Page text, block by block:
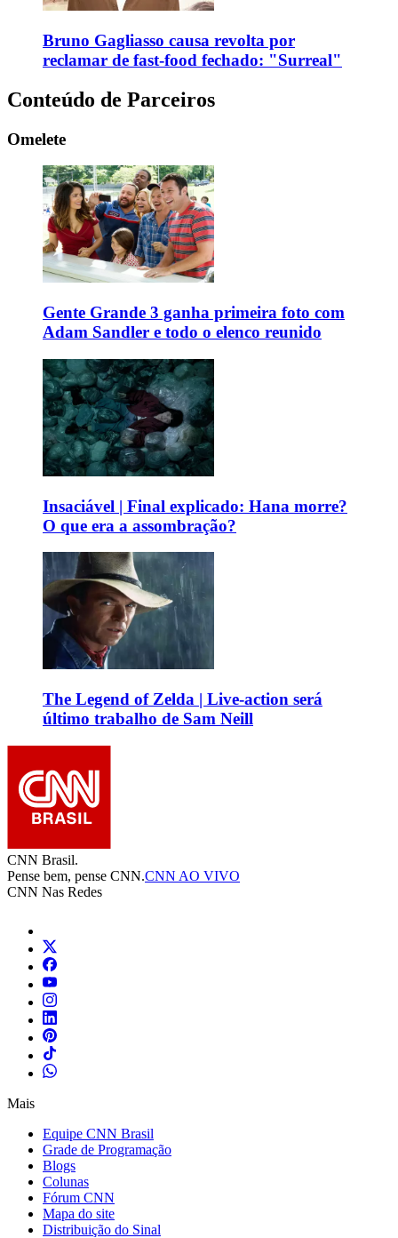
Bruno Gagliasso causa revolta por
reclamar de fast-food fechado: "Surreal"
Conteúdo de Parceiros
Omelete
Gente Grande 3 ganha primeira foto com
Adam Sandler e todo o elenco reunido
Insaciável | Final explicado: Hana morre?
O que era a assombração?
The Legend of Zelda | Live-action será
último trabalho de Sam Neill
CNN Brasil.
Pense bem, pense CNN.CNN AO VIVO
CNN Nas Redes
Mais
Equipe CNN Brasil
Grade de Programação
Blogs
Colunas
Fórum CNN
Mapa do site
Distribuição do Sinal